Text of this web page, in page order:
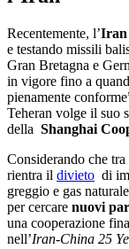
Recentemente, l’Iran
e testando missili
Gran Bretagna e
in vigore fino a
pienamente
Teheran volge il suo
della Shanghai
Considerando che
rientra il divieto di
greggio e gas
per cercare nuovi
una cooperazione
nell’Iran-China 25